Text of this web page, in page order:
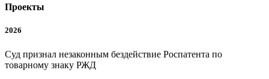
Проекты
2026
Суд признал незаконным бездействие Роспатента по
товарному знаку РЖД